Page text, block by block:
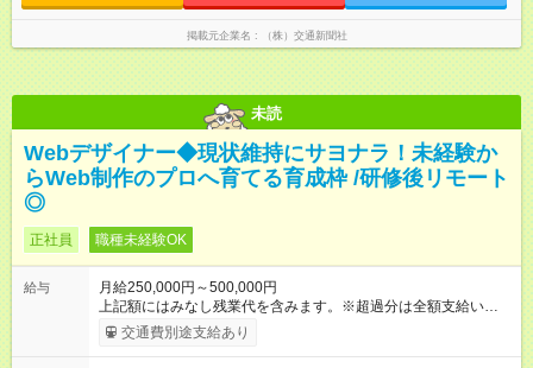
期で月30～40時間程度、生じています。
掲載元企業名 （株）交通新聞社
未読
Webデザイナー◆現状維持にサヨナラ！未経験か
らWeb制作のプロへ育てる育成枠 /研修後リモート
◎
正社員 職種未経験OK
給与
月給250,000円～500,000円
上記額にはみなし残業代を含みます。※超過分は全額支給いたし
ます。 みなし残業代 21,675円／月 みなし残業時間 12時間／月 -
------------------------------------------------------- ≪経験者の方は以下と
交通費別途支給あり